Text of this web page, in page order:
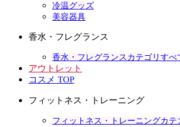
冷温グッズ
美容器具
香水・フレグランス
香水・フレグランスカテゴリすべ
アウトレット
コスメ TOP
フィットネス・トレーニング
フィットネス・トレーニングカテ